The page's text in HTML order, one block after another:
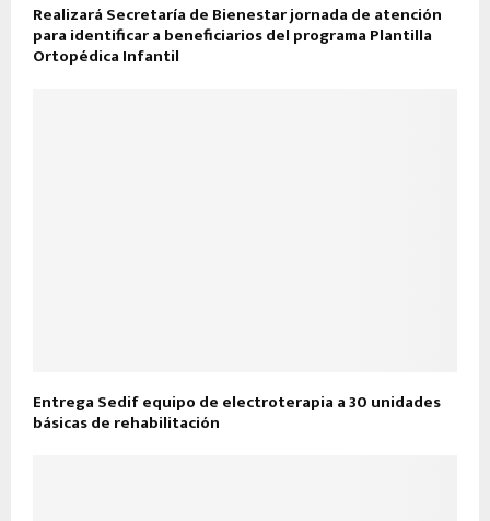
Realizará Secretaría de Bienestar jornada de atención
para identificar a beneficiarios del programa Plantilla
Ortopédica Infantil
Entrega Sedif equipo de electroterapia a 30 unidades
básicas de rehabilitación